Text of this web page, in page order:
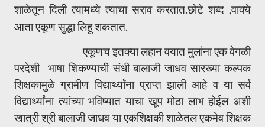
शाळेतून दिली त्यामध्ये त्याचा सराव करतात.छोटे शब्द ,वाक्ये
आता एकूण सुद्धा लिहू शकतात.
एकूणच इतक्या लहान वयात मुलांना एक वेगळी
परदेशी भाषा शिकण्याची संधी बालाजी जाधव सारख्या कल्पक
शिक्षकामुळे ग्रामीण विद्यार्थ्यांना प्राप्त झाली आहे व या सर्व
विद्यार्थ्यांना त्यांच्या भविष्यात याचा खूप मोठा लाभ होईल अशी
खात्री श्री बालाजी जाधव या एकशिक्षकी शाळेतल एकमेव शिक्षक